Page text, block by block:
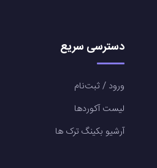
دسترسی سریع
ورود / ثبت‌نام
لیست آکوردها
آرشیو بکینگ ترک ها